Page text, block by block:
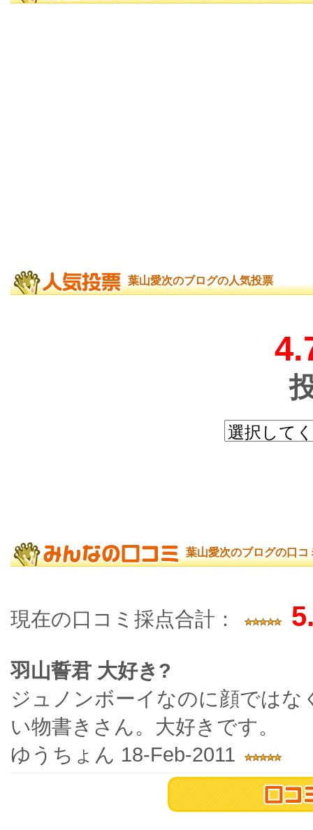
葉山愛次のブログの人気投票
葉山愛次のブログの口コ
現在の口コミ採点合計：
羽山誓君 大好き?
ジュノンボーイなのに顔ではな
い物書きさん。大好きです。
ゆうちょん 18-Feb-2011